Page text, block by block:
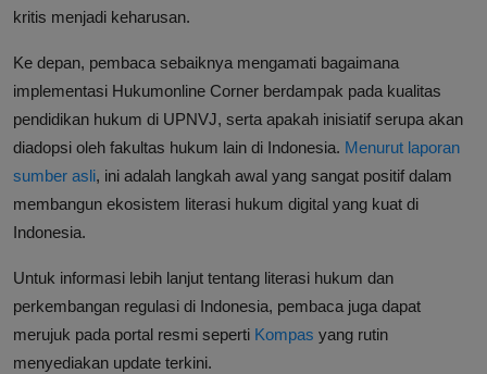
kritis menjadi keharusan.
Ke depan, pembaca sebaiknya mengamati bagaimana
implementasi Hukumonline Corner berdampak pada kualitas
pendidikan hukum di UPNVJ, serta apakah inisiatif serupa akan
diadopsi oleh fakultas hukum lain di Indonesia. Menurut laporan
sumber asli, ini adalah langkah awal yang sangat positif dalam
membangun ekosistem literasi hukum digital yang kuat di
Indonesia.
Untuk informasi lebih lanjut tentang literasi hukum dan
perkembangan regulasi di Indonesia, pembaca juga dapat
merujuk pada portal resmi seperti Kompas yang rutin
menyediakan update terkini.